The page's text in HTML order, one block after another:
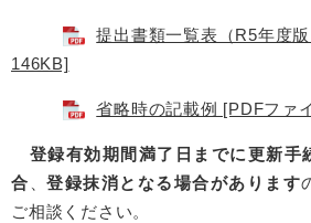
提出書類一覧表（R5年度
146KB]
省略時の記載例 [PDFファ
登録有効期間満了日までに更新手
合 、登録抹消となる場合があります
ご相談ください。